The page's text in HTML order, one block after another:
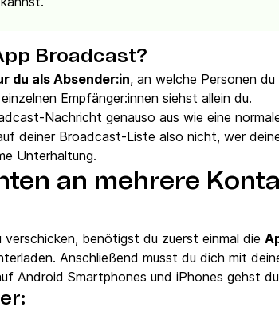
Broadcast?
du als Absender:in, an welche Personen
Empfänger:innen siehst allein du.
Nachricht genauso aus wie eine
deiner Broadcast-Liste also nicht, wer
Unterhaltung.
an mehrere
benötigst du zuerst einmal die
Anschließend musst du dich mit
Android Smartphones und iPhones gehst